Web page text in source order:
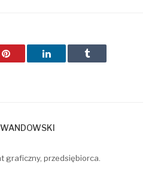
PinterestLinkedInTumblr
graficzny, przedsiębiorca.